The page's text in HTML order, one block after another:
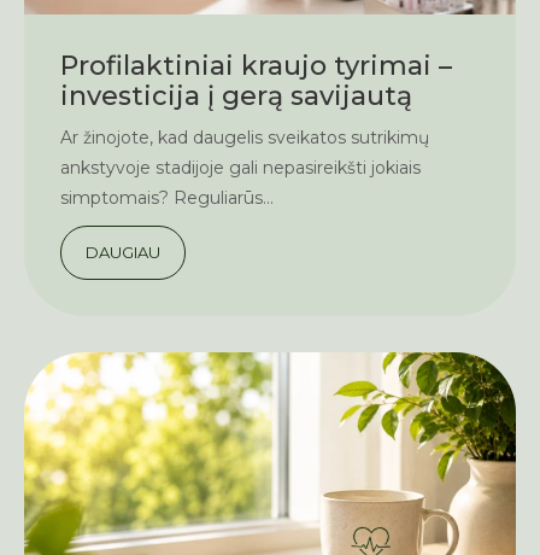
Profilaktiniai kraujo tyrimai –
investicija į gerą savijautą
Ar žinojote, kad daugelis sveikatos sutrikimų
ankstyvoje stadijoje gali nepasireikšti jokiais
simptomais? Reguliarūs...
DAUGIAU